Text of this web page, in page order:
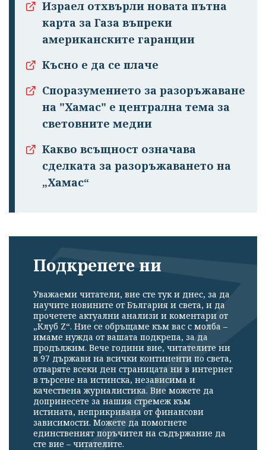
Израел отхвърли новата пътна
карта за Газа въпреки
американските гаранции
Късно е да се плаче
Споразумението за разоръжаване
на "Хамас" е централна тема за
световните медии
Какво всъщност означава
сделката за разоръжаването на
„Хамас“
Подкрепете ни
Уважаеми читатели, вие сте тук и днес, за да
научите новините от България и света, и да
прочетете актуални анализи и коментари от
„Клуб Z“. Ние се обръщаме към вас с молба –
имаме нужда от вашата подкрепа, за да
продължим. Вече години вие, читателите ни
в 97 държави на всички континенти по света,
отваряте всеки ден страницата ни в интернет
в търсене на истинска, независима и
качествена журналистика. Вие можете да
допринесете за нашия стремеж към
истината, неприкривана от финансови
зависимости. Можете да помогнете
единственият поръчител на съдържание да
сте вие – читателите.